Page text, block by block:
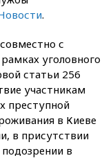
.
с
уголовного
статьи 256
участникам
преступной
в Киеве
в присутствии
в